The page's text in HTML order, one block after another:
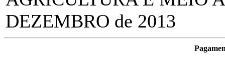
DEZEMBRO de 2013